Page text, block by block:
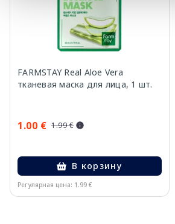
FARMSTAY Real Aloe Vera
тканевая маска для лица, 1 шт.
1.00 € 1.99 €
В корзину
Регулярная цена: 1.99 €